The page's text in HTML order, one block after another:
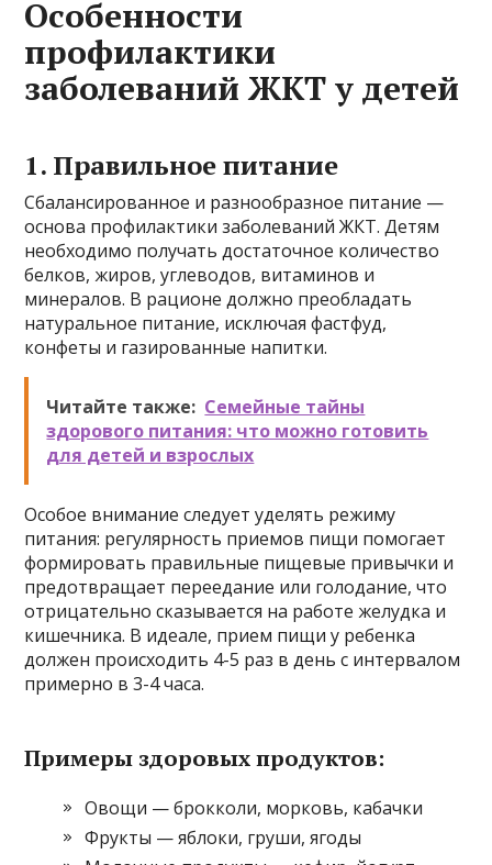
Особенности
профилактики
заболеваний ЖКТ у детей
1. Правильное питание
Сбалансированное и разнообразное питание —
основа профилактики заболеваний ЖКТ. Детям
необходимо получать достаточное количество
белков, жиров, углеводов, витаминов и
минералов. В рационе должно преобладать
натуральное питание, исключая фастфуд,
конфеты и газированные напитки.
Читайте также: Семейные тайны
здорового питания: что можно готовить
для детей и взрослых
Особое внимание следует уделять режиму
питания: регулярность приемов пищи помогает
формировать правильные пищевые привычки и
предотвращает переедание или голодание, что
отрицательно сказывается на работе желудка и
кишечника. В идеале, прием пищи у ребенка
должен происходить 4-5 раз в день с интервалом
примерно в 3-4 часа.
Примеры здоровых продуктов:
Овощи — брокколи, морковь, кабачки
Фрукты — яблоки, груши, ягоды